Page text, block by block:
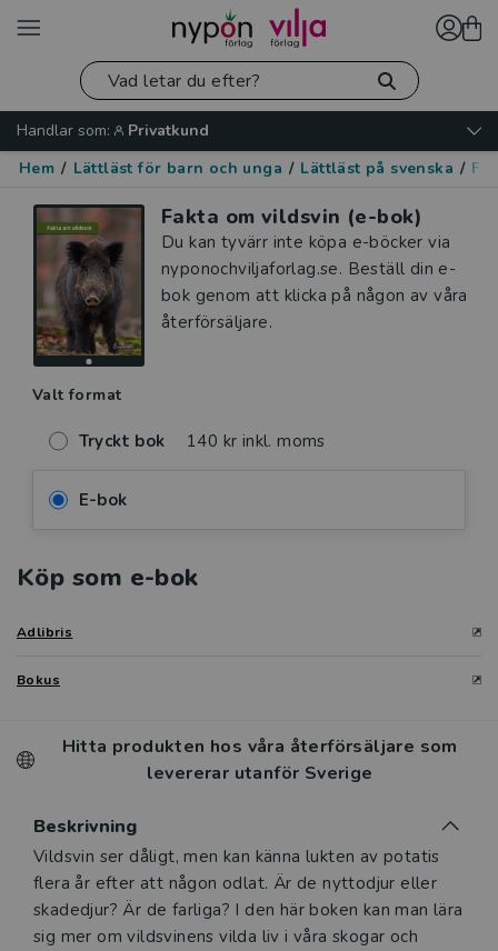
Handlar som:
Privatkund
Hem / Lättläst för barn och unga / Lättläst på svenska /
Fakta om vildsvin (e-bok)
Du kan tyvärr inte köpa e-böcker via
nyponochviljaforlag.se. Beställ din e-
bok genom att klicka på någon av våra
återförsäljare.
Valt format
Tryckt bok 140 kr inkl. moms
E-bok
Köp som e-bok
Adlibris
Bokus
Hitta produkten hos våra återförsäljare som
levererar utanför Sverige
Beskrivning
Vildsvin ser dåligt, men kan känna lukten av potatis
flera år efter att någon odlat. Är de nyttodjur eller
skadedjur? Är de farliga? I den här boken kan man lära
sig mer om vildsvinens vilda liv i våra skogar och